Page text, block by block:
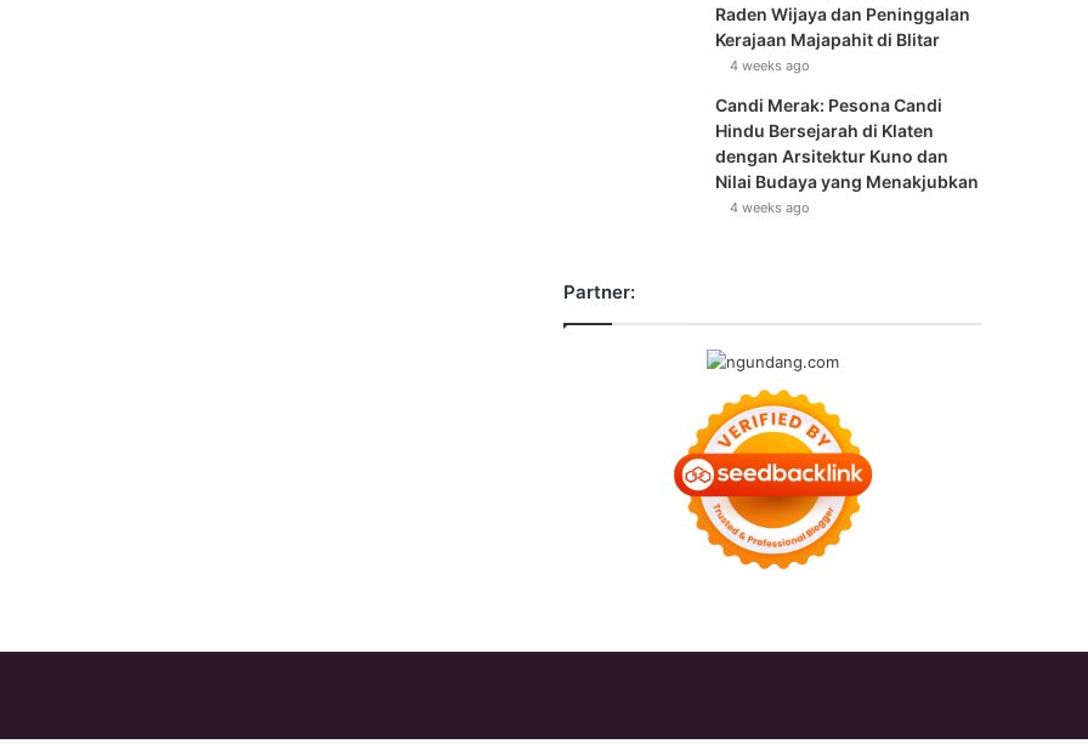
Raden Wijaya dan Peninggalan
Kerajaan Majapahit di Blitar
4 weeks ago
Candi Merak: Pesona Candi
Hindu Bersejarah di Klaten
dengan Arsitektur Kuno dan
Nilai Budaya yang Menakjubkan
4 weeks ago
Partner: